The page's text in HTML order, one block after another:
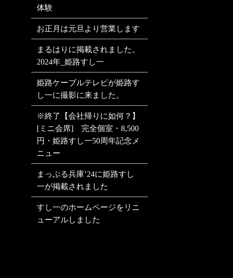
体験
お正月は元旦より営業します
まるはりに掲載されました。
2024年_姫路すし一
姫路ケーブルテレビが姫路す
し一に撮影に来ました。
※終了【会社帰りに如何？】
[ミニ会席] 完全個室・8,500
円・姫路すし一50周年記念メ
ニュー
まっぷる兵庫’24に姫路すし
一が掲載されました
すし一のホームページをリニ
ューアルしました